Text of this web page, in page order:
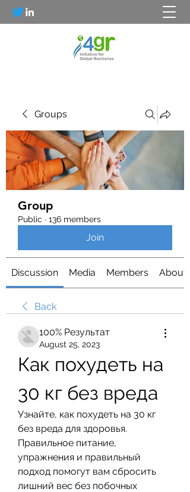
Groups
Group
Public · 136 members
Join
Discussion Media Members About
Back
100% Результат
August 25, 2023
Как похудеть на
30 кг без вреда
Узнайте, как похудеть на 30 кг
без вреда для здоровья.
Правильное питание,
упражнения и правильный
подход помогут вам сбросить
лишний вес без побочных